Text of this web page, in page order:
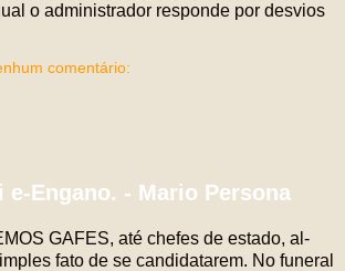
o administrador responde por desvios
comentário:
e-Engano. - Mario Persona
GAFES, até chefes de estado, al-
fato de se candidatarem. No funeral